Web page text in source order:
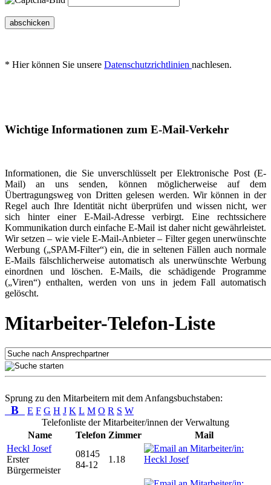
abschicken
* Hier können Sie unsere Datenschutzrichtlinien nachlesen.
Wichtige Informationen zum E-Mail-Verkehr
Informationen, die Sie unverschlüsselt per Elektronische Post (E-
Mail) an uns senden, können möglicherweise auf dem
Übertragungsweg von Dritten gelesen werden. Wir können in der
Regel auch Ihre Identität nicht überprüfen und wissen nicht, wer
sich hinter einer E-Mail-Adresse verbirgt. Eine rechtssichere
Kommunikation durch einfache E-Mail ist daher nicht gewährleistet.
Wir setzen – wie viele E-Mail-Anbieter – Filter gegen unerwünschte
Werbung („SPAM-Filter“) ein, die in seltenen Fällen auch normale
E-Mails fälschlicherweise automatisch als unerwünschte Werbung
einordnen und löschen. E-Mails, die schädigende Programme
(„Viren“) enthalten, werden von uns in jedem Fall automatisch
gelöscht.
Mitarbeiter-Telefon-Liste
Sprung zu den Mitarbeitern mit dem Anfangsbuchstaben:
B E F G H J K L M O R S W
Telefonliste der Mitarbeiter/innen der Verwaltung
Name
Telefon Zimmer
Mail
Heckl Josef
Erster
Bürgermeister
08145
84-12
1.18